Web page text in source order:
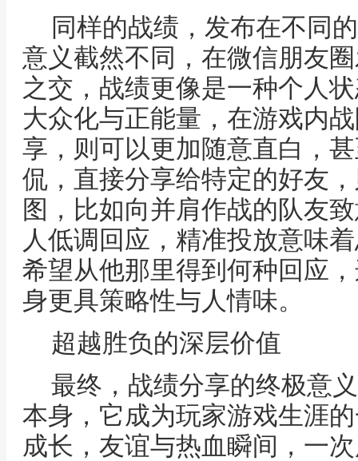
同样的战绩，发布在不同
意义截然不同，在微信朋友
之交，战绩更像是一种个人
大众化与正能量，在游戏内
享，则可以更加随意直白，
侃，直接分享给特定的好友
图，比如向并肩作战的队友
人低调回应，精准投放意味
希望从他那里得到何种回应
身更具策略性与人情味。
超越胜负的深层价值
最终，战绩分享的终极意
本身，它成为玩家游戏生涯
成长，友谊与热血瞬间，一